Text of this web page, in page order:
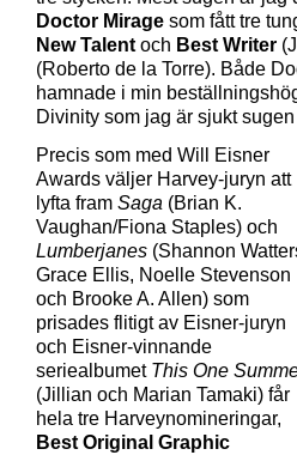
Doctor Mirage som fått tre
New Talent och Best Writer
(Roberto de la Torre). Både
hamnade i min
Divinity som jag är sjukt sugen
Precis som med Will Eisner
Awards väljer Harvey-juryn att
lyfta fram Saga (Brian K.
Vaughan/Fiona Staples) och
Lumberjanes (Shannon
Grace Ellis, Noelle Stevenson
och Brooke A. Allen) som
prisades flitigt av Eisner-juryn
och Eisner-vinnande
seriealbumet This One
(Jillian och Marian Tamaki) får
hela tre Harveynomineringar,
Best Original Graphic